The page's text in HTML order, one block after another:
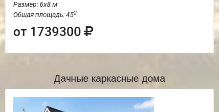
Размер: 6х8 м
Общая площадь: 452
от 1739300
Дачные каркасные дома